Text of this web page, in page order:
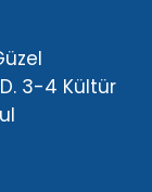
3-4 Kültür